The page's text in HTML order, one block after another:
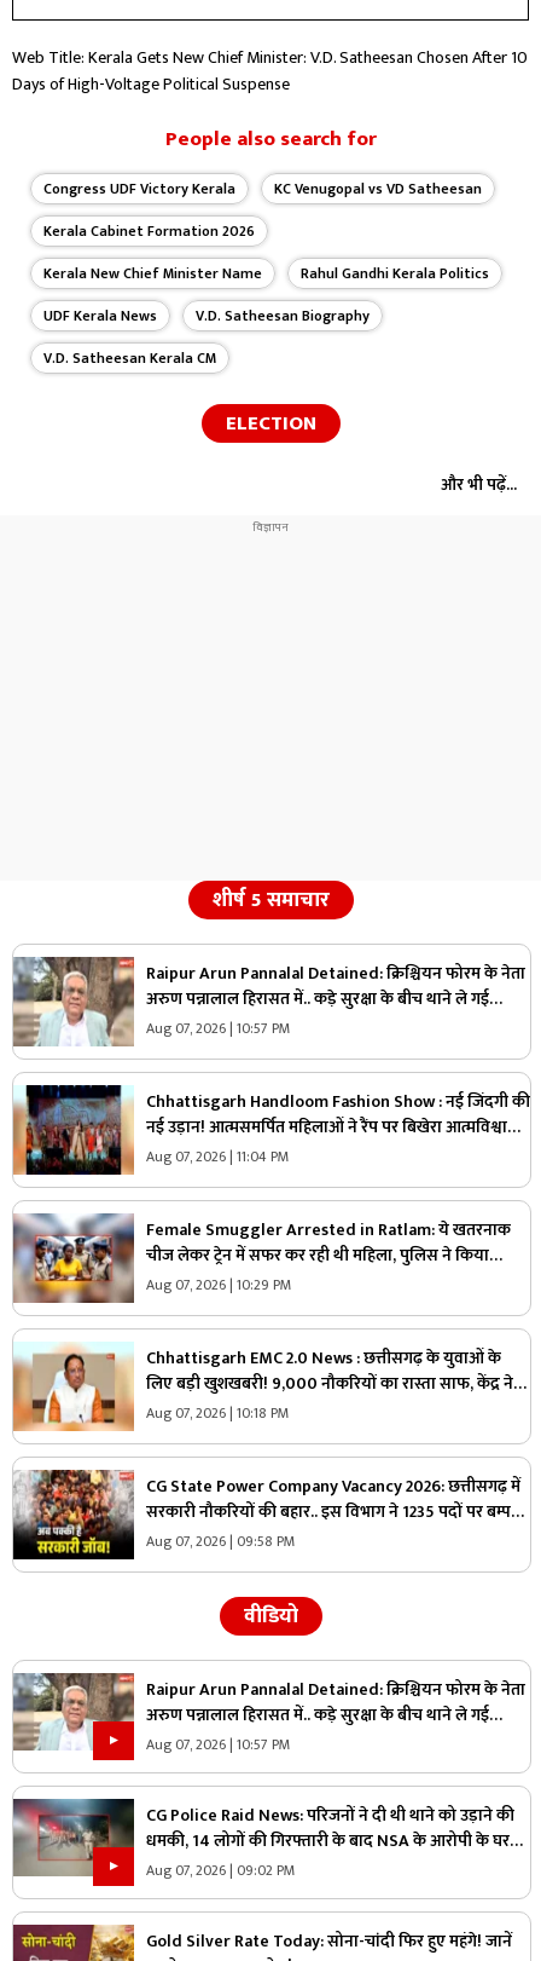
Web Title: Kerala Gets New Chief Minister: V.D. Satheesan Chosen After 10
Days of High-Voltage Political Suspense
People also search for
Congress UDF Victory Kerala
KC Venugopal vs VD Satheesan
Kerala Cabinet Formation 2026
Kerala New Chief Minister Name
Rahul Gandhi Kerala Politics
UDF Kerala News
V.D. Satheesan Biography
V.D. Satheesan Kerala CM
ELECTION
और भी पढ़ें...
शीर्ष 5 समाचार
Raipur Arun Pannalal Detained: क्रिश्चियन फोरम के नेता
अरुण पन्नालाल हिरासत में.. कड़े सुरक्षा के बीच थाने ले गई
पुलिस, जानें क्या है आरोप
Aug 07, 2026 | 10:57 PM
Chhattisgarh Handloom Fashion Show : नई जिंदगी की
नई उड़ान! आत्मसमर्पित महिलाओं ने रैंप पर बिखेरा आत्मविश्वास,
तस्वीरें जीत लेंगी आपका दिल
Aug 07, 2026 | 11:04 PM
Female Smuggler Arrested in Ratlam: ये खतरनाक
चीज लेकर ट्रेन में सफर कर रही थी महिला, पुलिस ने किया
गिरफ्तार, जांच में सामने आई चौंकाने वाली सच्चाई
Aug 07, 2026 | 10:29 PM
Chhattisgarh EMC 2.0 News : छत्तीसगढ़ के युवाओं के
लिए बड़ी खुशखबरी! 9,000 नौकरियों का रास्ता साफ, केंद्र ने
दी मेगा प्रोजेक्ट को मंजूरी
Aug 07, 2026 | 10:18 PM
CG State Power Company Vacancy 2026: छत्तीसगढ़ में
सरकारी नौकरियों की बहार.. इस विभाग ने 1235 पदों पर बम्पर
भर्ती, डाटा एंट्री ऑपरेटर के ही 400 पद
Aug 07, 2026 | 09:58 PM
वीडियो
Raipur Arun Pannalal Detained: क्रिश्चियन फोरम के नेता
अरुण पन्नालाल हिरासत में.. कड़े सुरक्षा के बीच थाने ले गई
पुलिस, जानें क्या है आरोप
Aug 07, 2026 | 10:57 PM
CG Police Raid News: परिजनों ने दी थी थाने को उड़ाने की
धमकी, 14 लोगों की गिरफ्तारी के बाद NSA के आरोपी के घर
पुलिस ने मारा छापा, जांच में मिली ये चौंकाने वाली चीज
Aug 07, 2026 | 09:02 PM
Gold Silver Rate Today: सोना-चांदी फिर हुए महंगे! जानें